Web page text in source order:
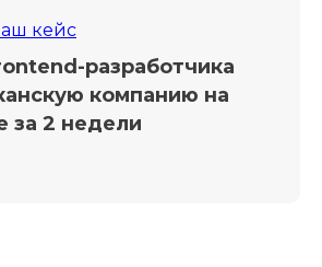
кейс
разработчика
компанию на
за 2 недели